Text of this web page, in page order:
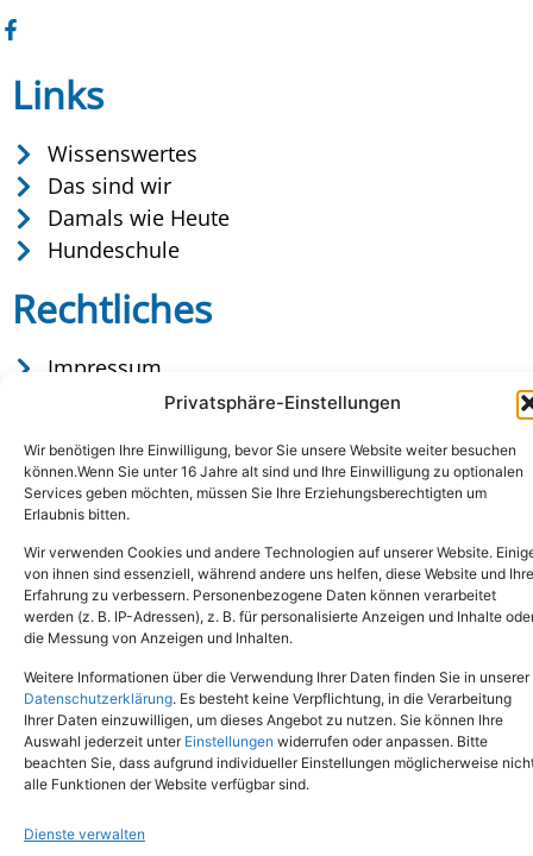
Privatsphäre-Einstellungen
Wir benötigen Ihre Einwilligung, bevor Sie unsere Website weiter besuchen
können.Wenn Sie unter 16 Jahre alt sind und Ihre Einwilligung zu optionalen
Services geben möchten, müssen Sie Ihre Erziehungsberechtigten um
Erlaubnis bitten.
Wir verwenden Cookies und andere Technologien auf unserer Website.
von ihnen sind essenziell, während andere uns helfen, diese Website und Ihre
Erfahrung zu verbessern. Personenbezogene Daten können verarbeitet
werden (z. B. IP-Adressen), z. B. für personalisierte Anzeigen und Inhalte
die Messung von Anzeigen und Inhalten.
Weitere Informationen über die Verwendung Ihrer Daten finden Sie in unserer
Datenschutzerklärung. Es besteht keine Verpflichtung, in die Verarbeitung
Ihrer Daten einzuwilligen, um dieses Angebot zu nutzen. Sie können Ihre
Auswahl jederzeit unter Einstellungen widerrufen oder anpassen. Bitte
beachten Sie, dass aufgrund individueller Einstellungen möglicherweise
alle Funktionen der Website verfügbar sind.
Dienste verwalten
Links
Wissenswertes
Das sind wir
Damals wie Heute
Hundeschule
Rechtliches
Impressum
Datenschutz
Copyright © 2024. Alle Rechte vorbehalten.
Tel.: (02651) - 77438info@tierheim-mayen.de
In der Pluns 1, 56727 Mayen